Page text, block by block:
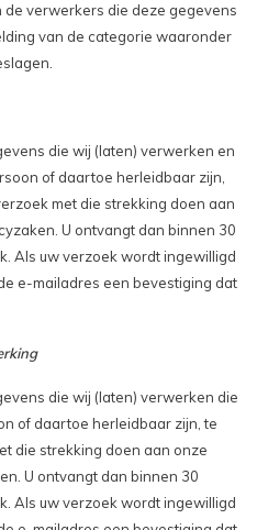
verwerkers die deze gegevens
van de categorie waaronder
die wij (laten) verwerken en
of daartoe herleidbaar zijn,
met die strekking doen aan
U ontvangt dan binnen 30
Als uw verzoek wordt ingewilligd
e-mailadres een bevestiging dat
die wij (laten) verwerken die
of daartoe herleidbaar zijn, te
die strekking doen aan onze
U ontvangt dan binnen 30
Als uw verzoek wordt ingewilligd